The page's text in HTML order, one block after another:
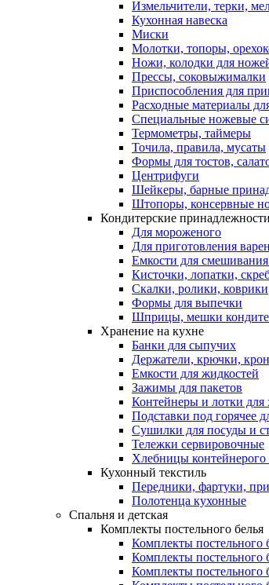
Измельчители, терки,
Кухонная навеска
Миски
Молотки, топоры,
Ножи, колодки для
Прессы, соковыжималки
Приспособления для
Расходные материалы
Специальные ножевые
Термометры, таймеры
Точила, правила, мусаты
Формы для тостов,
Центрифуги
Шейкеры, барные
Штопоры, консервные
Кондитерские принадлежности
Для мороженого
Для приготовления
Емкости для
Кисточки, лопатки,
Скалки, ролики, коврики
Формы для выпечки
Шприцы, мешки
Хранение на кухне
Банки для сыпучих
Держатели, крючки,
Емкости для жидкостей
Зажимы для пакетов
Контейнеры и лотки для
Подставки под горячее
Сушилки для посуды и
Тележки сервировочные
Хлебницы контейнерого
Кухонный текстиль
Передники, фартуки,
Полотенца кухонные
Спальня и детская
Комплекты постельного белья
Комплекты постельного
Комплекты постельного
Комплекты постельного